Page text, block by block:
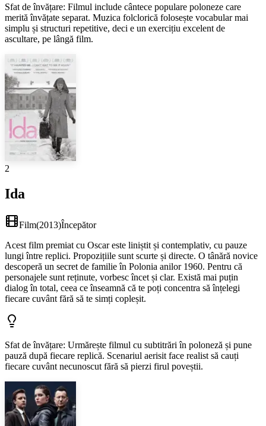
Sfat de învățare: Filmul include cântece populare poloneze care
merită învățate separat. Muzica folclorică folosește vocabular mai
simplu și structuri repetitive, deci e un exercițiu excelent de
ascultare, pe lângă film.
2
Ida
Film(2013)Începător
Acest film premiat cu Oscar este liniștit și contemplativ, cu pauze
lungi între replici. Propozițiile sunt scurte și directe. O tânără novice
descoperă un secret de familie în Polonia anilor 1960. Pentru că
personajele sunt reținute, vorbesc încet și clar. Există mai puțin
dialog în total, ceea ce înseamnă că te poți concentra să înțelegi
fiecare cuvânt fără să te simți copleșit.
Sfat de învățare: Urmărește filmul cu subtitrări în poloneză și pune
pauză după fiecare replică. Scenariul aerisit face realist să cauți
fiecare cuvânt necunoscut fără să pierzi firul poveștii.